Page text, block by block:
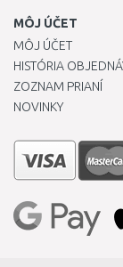
MÔJ ÚČET
MÔJ ÚČET
HISTÓRIA
ZOZNAM PRIANÍ
NOVINKY